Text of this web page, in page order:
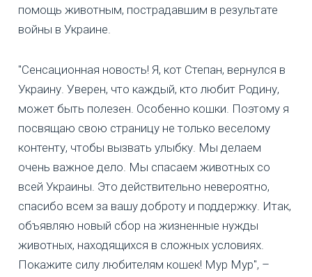
помощь животным, пострадавшим в результате
войны в Украине.
"Сенсационная новость! Я, кот Степан, вернулся в
Украину. Уверен, что каждый, кто любит Родину,
может быть полезен. Особенно кошки. Поэтому я
посвящаю свою страницу не только веселому
контенту, чтобы вызвать улыбку. Мы делаем
очень важное дело. Мы спасаем животных со
всей Украины. Это действительно невероятно,
спасибо всем за вашу доброту и поддержку. Итак,
объявляю новый сбор на жизненные нужды
животных, находящихся в сложных условиях.
Покажите силу любителям кошек! Мур Мур", –